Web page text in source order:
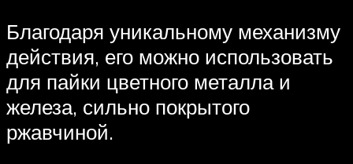
Благодаря уникальному механизму
действия, его можно использовать
для пайки цветного металла и
железа, сильно покрытого
ржавчиной.